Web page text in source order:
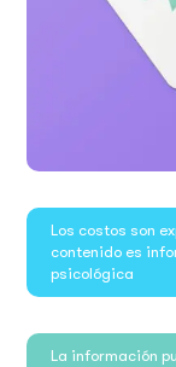
Los costos son
contenido es
psicológica
La información